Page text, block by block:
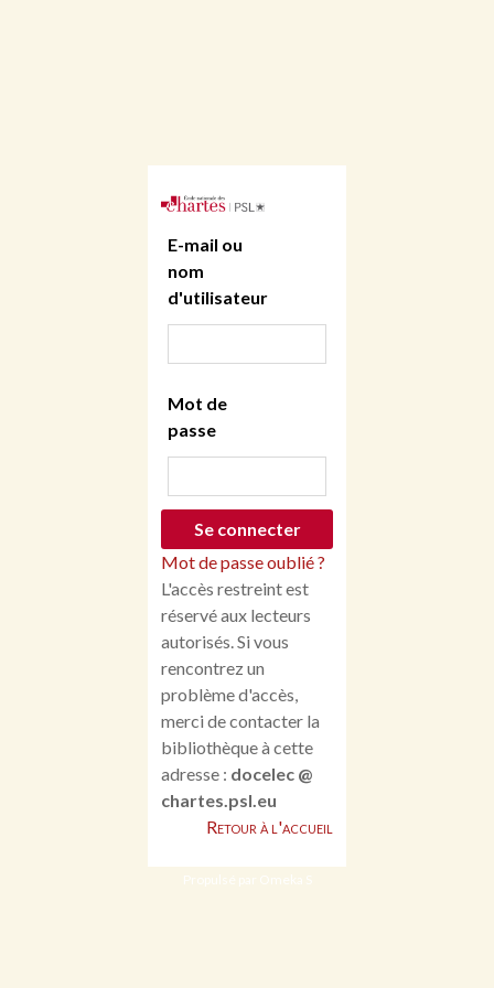
E-mail ou
nom
d'utilisateur
Mot de
passe
Mot de passe oublié ?
L'accès restreint est
réservé aux lecteurs
autorisés. Si vous
rencontrez un
problème d'accès,
merci de contacter la
bibliothèque à cette
adresse : docelec @
chartes.psl.eu
Retour à l'accueil
Propulsé par Omeka S